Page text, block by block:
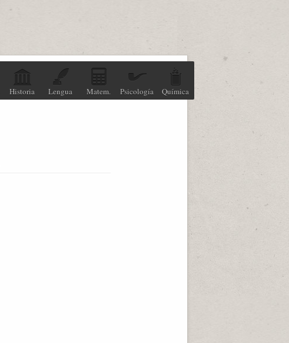
Historia Lengua Matem. Psicología Química